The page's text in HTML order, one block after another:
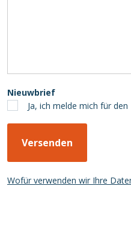
Nieuwbrief
Ja, ich melde mich für
Wofür verwenden wir Ihre